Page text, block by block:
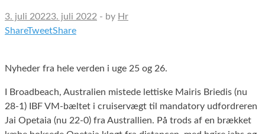
3. juli 20223. juli 2022 - by Hr
ShareTweetShare
Nyheder fra hele verden i uge 25 og 26.
I Broadbeach, Australien mistede lettiske Mairis Briedis (nu
28-1) IBF VM-bæltet i cruiservægt til mandatory udfordreren
Jai Opetaia (nu 22-0) fra Australlien. På trods af en brækket